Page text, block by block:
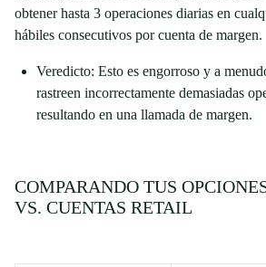
obtener hasta 3 operaciones diarias en
hábiles consecutivos por cuenta de margen.
Veredicto: Esto es engorroso y a
rastreen incorrectamente demasiadas
resultando en una llamada de margen.
COMPARANDO TUS
VS. CUENTAS RETAIL